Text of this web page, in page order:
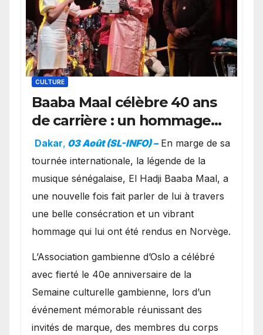
CULTURE
Baaba Maal célèbre 40 ans
de carrière : un hommage
exceptionnel à Oslo en
présence de la famille
royale.
Dakar, 03 Août (SL-INFO) – ​En marge de sa
tournée internationale, la légende de la
musique sénégalaise, El Hadji Baaba Maal, a
une nouvelle fois fait parler de lui à travers
une belle consécration et un vibrant
hommage qui lui ont été rendus en Norvège.
​L’Association gambienne d’Oslo a célébré
avec fierté le 40e anniversaire de la
Semaine culturelle gambienne, lors d’un
événement mémorable réunissant des
invités de marque, des membres du corps